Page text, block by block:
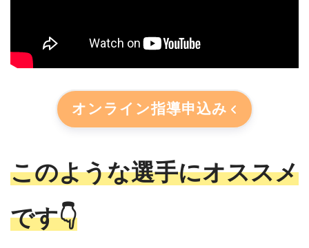
オンライン指導申込み
このような選手にオススメ
です👇